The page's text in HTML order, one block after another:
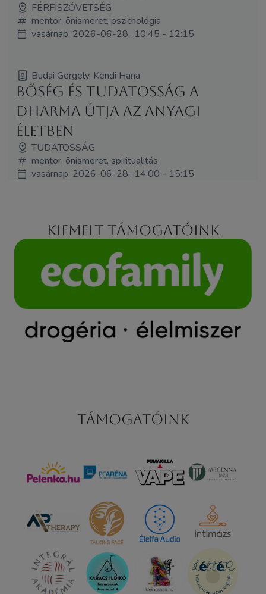
FÉRFISZÖVETSÉG
mentor, önismeret, pszichológia
vasárnap, 2026-06-28., 10:45 - 12:15
Budai Gergely, Kendi Hana
Bőség és Tudatosság A
Dharma útja az anyagi
életben
TUDATOSSÁG
mentor, önismeret, spiritualitás
vasárnap, 2026-06-28., 14:00 - 15:15
Kiemelt támogatóink
Támogatóink